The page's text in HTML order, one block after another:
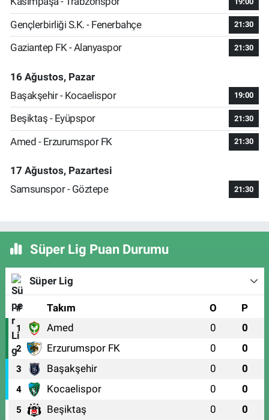
Gençlerbirliği S.K. - Fenerbahçe 21:30
Gaziantep FK - Alanyaspor 21:30
16 Ağustos, Pazar
Başakşehir - Kocaelispor
19:00
Beşiktaş - Eyüpspor 21:30
Amed - Erzurumspor FK 21:30
17 Ağustos, Pazartesi
Samsunspor - Göztepe
21:30
Süper Lig Puan Durumu
Süper Lig
# Takım O P
1 Amed 0 0
2 Erzurumspor FK 0 0
3 Başakşehir 0 0
4 Kocaelispor 0 0
5 Beşiktaş 0 0